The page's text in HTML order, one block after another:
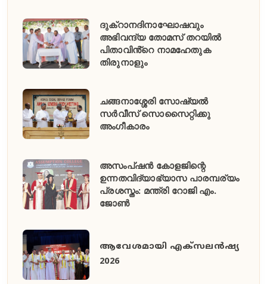
ദുക്റാനദിനാഘോഷവും
അഭിവന്ദ്യ തോമസ് തറയിൽ
പിതാവിൻ്റെ നാമഹേതുക
തിരുനാളും
ചങ്ങനാശ്ശേരി സോഷ്യൽ
സർവീസ് സൊസൈറ്റിക്കു
അംഗീകാരം
അസംപ്ഷൻ കോളജിന്റെ
ഉന്നതവിദ്യാഭ്യാസ പാരമ്പര്യം
പ്രശസ്തം: മന്ത്രി റോജി എം.
ജോൺ
ആവേശമായി എക്സലൻഷ്യ
2026